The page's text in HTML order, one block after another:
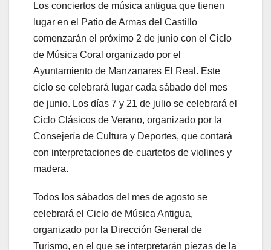
Los conciertos de música antigua que tienen
lugar en el Patio de Armas del Castillo
comenzarán el próximo 2 de junio con el Ciclo
de Música Coral organizado por el
Ayuntamiento de Manzanares El Real. Este
ciclo se celebrará lugar cada sábado del mes
de junio. Los días 7 y 21 de julio se celebrará el
Ciclo Clásicos de Verano, organizado por la
Consejería de Cultura y Deportes, que contará
con interpretaciones de cuartetos de violines y
madera.
Todos los sábados del mes de agosto se
celebrará el Ciclo de Música Antigua,
organizado por la Dirección General de
Turismo, en el que se interpretarán piezas de la